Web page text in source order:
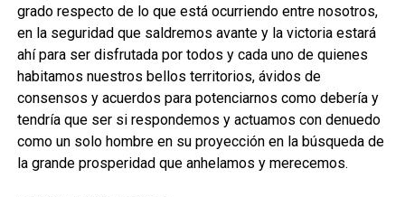
grado respecto de lo que está ocurriendo entre nosotros,
en la seguridad que saldremos avante y la victoria estará
ahí para ser disfrutada por todos y cada uno de quienes
habitamos nuestros bellos territorios, ávidos de
consensos y acuerdos para potenciarnos como debería y
tendría que ser si respondemos y actuamos con denuedo
como un solo hombre en su proyección en la búsqueda de
la grande prosperidad que anhelamos y merecemos.